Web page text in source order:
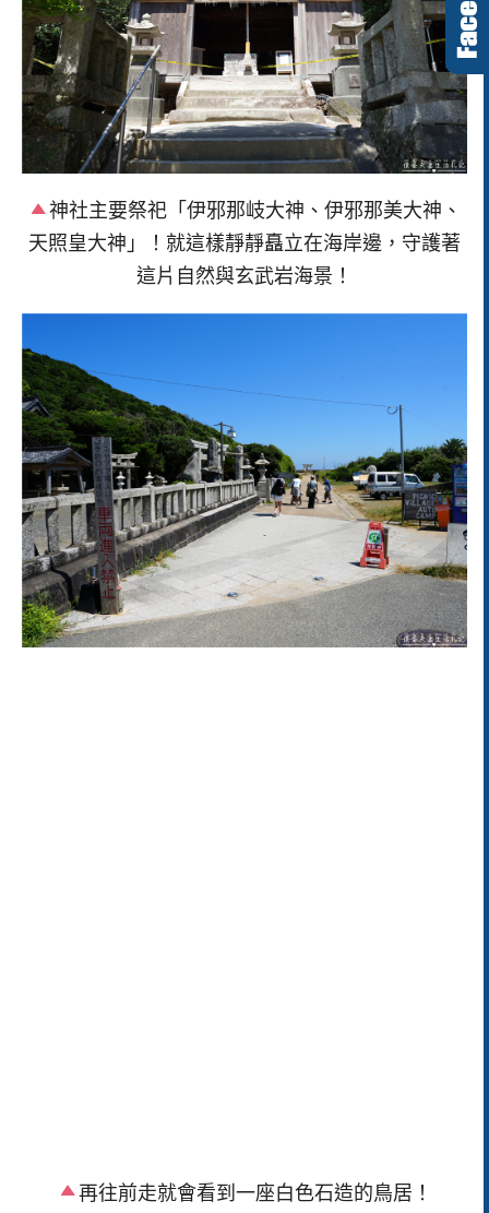
神社主要祭祀「伊邪那岐大神、伊邪那美大神、
天照皇大神」！就這樣靜靜矗立在海岸邊，守護著
這片自然與玄武岩海景！
再往前走就會看到一座白色石造的鳥居！